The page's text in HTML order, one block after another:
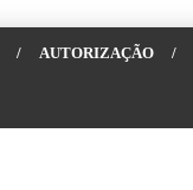
/ AUTORIZAÇÃO /